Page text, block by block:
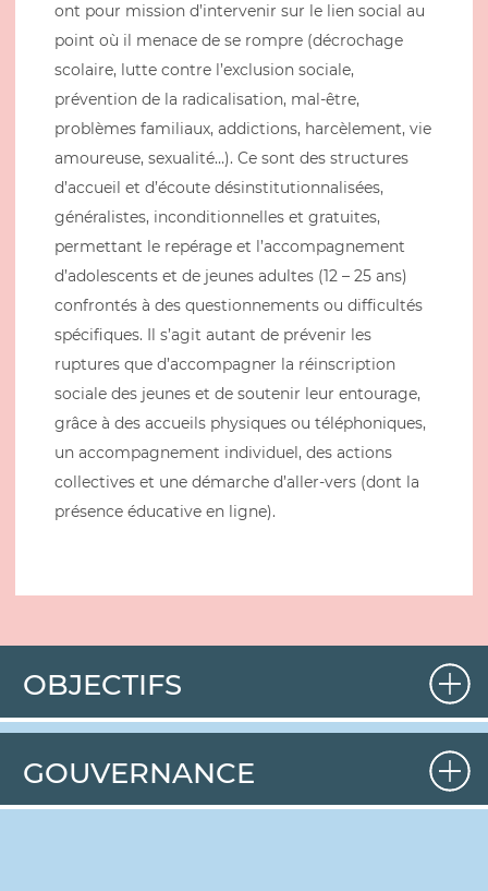
ont pour mission d’intervenir sur le lien social au
point où il menace de se rompre (décrochage
scolaire, lutte contre l’exclusion sociale,
prévention de la radicalisation, mal-être,
problèmes familiaux, addictions, harcèlement, vie
amoureuse, sexualité…). Ce sont des structures
d’accueil et d’écoute désinstitutionnalisées,
généralistes, inconditionnelles et gratuites,
permettant le repérage et l’accompagnement
d’adolescents et de jeunes adultes (12 – 25 ans)
confrontés à des questionnements ou difficultés
spécifiques. Il s’agit autant de prévenir les
ruptures que d’accompagner la réinscription
sociale des jeunes et de soutenir leur entourage,
grâce à des accueils physiques ou téléphoniques,
un accompagnement individuel, des actions
collectives et une démarche d’aller-vers (dont la
présence éducative en ligne).
OBJECTIFS
GOUVERNANCE